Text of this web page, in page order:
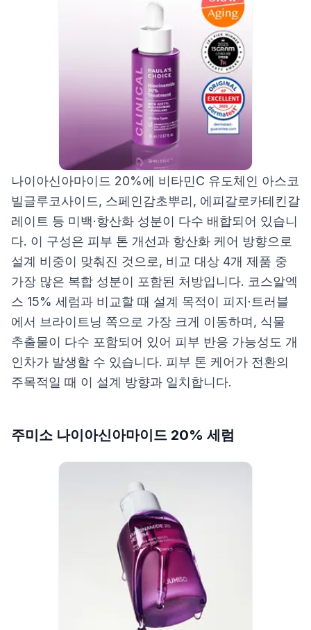
나이아신아마이드 20%에 비타민C 유도체인 아스코
빌글루코사이드, 스페인감초뿌리, 에피갈로카테킨갈
레이트 등 미백·항산화 성분이 다수 배합되어 있습니
다. 이 구성은 피부 톤 개선과 항산화 케어 방향으로
설계 비중이 맞춰진 것으로, 비교 대상 4개 제품 중
가장 많은 복합 성분이 포함된 처방입니다. 코스알엑
스 15% 세럼과 비교할 때 설계 목적이 피지·트러블
에서 브라이트닝 쪽으로 가장 크게 이동하며, 식물
추출물이 다수 포함되어 있어 피부 반응 가능성도 개
인차가 발생할 수 있습니다. 피부 톤 케어가 전환의
주목적일 때 이 설계 방향과 일치합니다.
주미소 나이아신아마이드 20% 세럼